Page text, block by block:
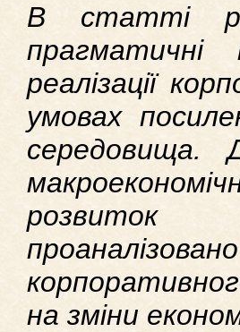
В статті
реалізації
умовах
середовища.
розвиток
на зміни